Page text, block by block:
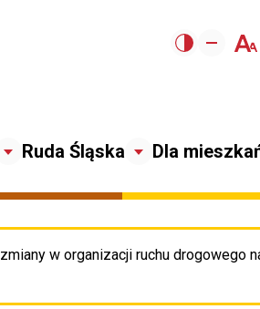
Ruda Śląska Dla
w organizacji ruchu drogowego